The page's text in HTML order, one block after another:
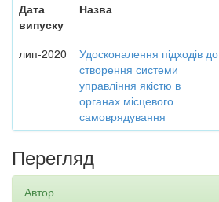
Дата
випуску
Назва
лип-2020
Удосконалення підходів до
створення системи
управління якістю в
органах місцевого
самоврядування
Перегляд
Автор